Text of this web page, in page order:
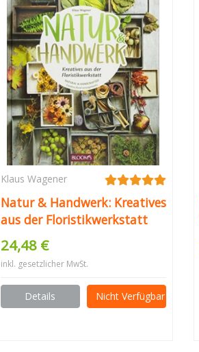
Klaus Wagener
Natur & Handwerk: Kreatives
aus der Floristikwerkstatt
24,48 €
inkl. gesetzlicher MwSt.
Details Nicht Verfügbar